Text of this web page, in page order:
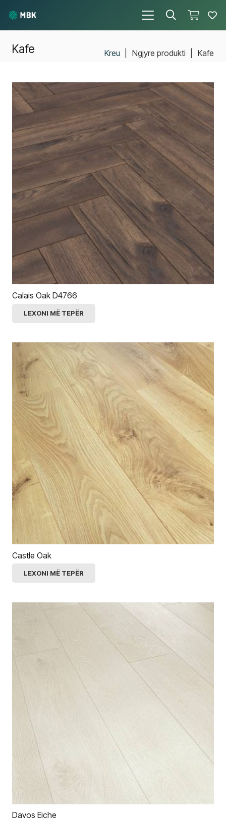
Kafe Kreu Ngjyre produkti Kafe
Calais Oak D4766
LEXONI MË TEPËR
Castle Oak
LEXONI MË TEPËR
Davos Eiche